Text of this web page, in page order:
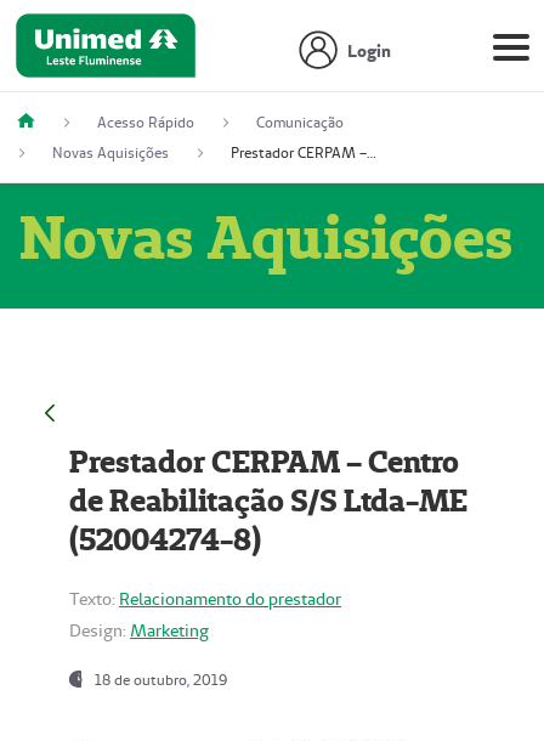
Login
Acesso Rápido
Comunicação
Novas Aquisições
Prestador CERPAM – Centro de Reabilitação S/S Ltda-ME (52004274-8)
Novas Aquisições
Prestador CERPAM – Centro
de Reabilitação S/S Ltda-ME
(52004274-8)
Texto: Relacionamento do prestador
Design: Marketing
18 de outubro, 2019